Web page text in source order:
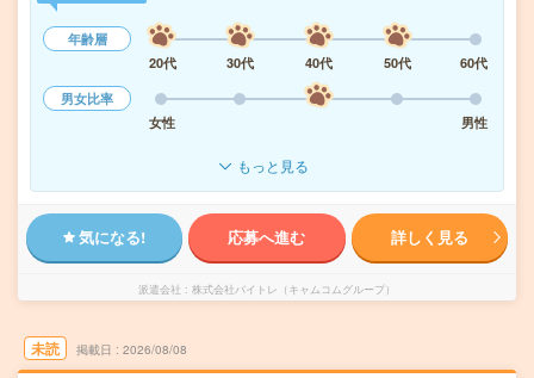
年齢層
20代
30代 40代 50代
60代
男女比率
女性
男性
もっと見る
気になる! 応募へ進む 詳しく見る
派遣会社 株式会社バイトレ（キャムコムグループ）
未読 掲載日 2026/08/08